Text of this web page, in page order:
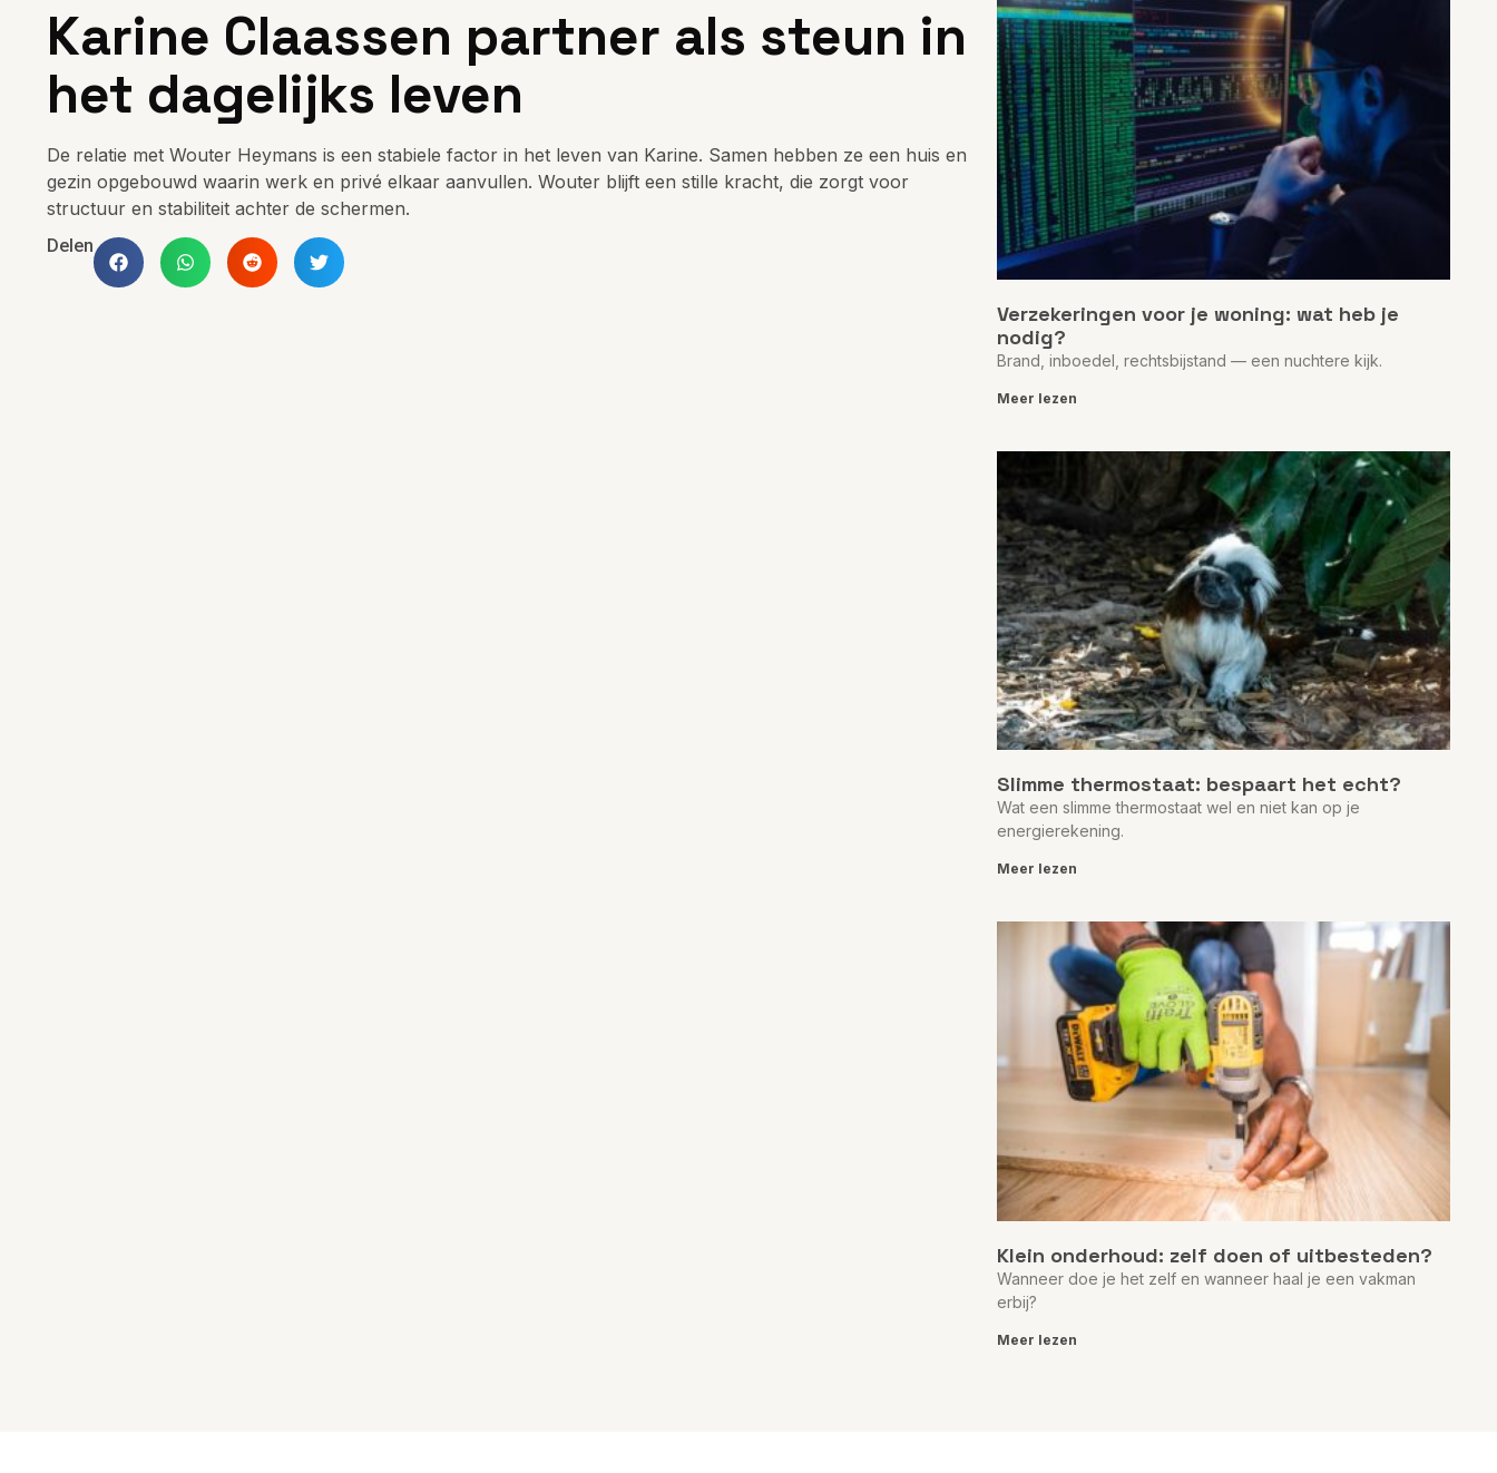
Karine Claassen partner als steun in
het dagelijks leven
De relatie met Wouter Heymans is een stabiele factor in het leven van Karine. Samen hebben ze een huis en
gezin opgebouwd waarin werk en privé elkaar aanvullen. Wouter blijft een stille kracht, die zorgt voor
structuur en stabiliteit achter de schermen.
Delen
Verzekeringen voor je woning: wat heb je
nodig?
Brand, inboedel, rechtsbijstand — een nuchtere kijk.
Meer lezen
Slimme thermostaat: bespaart het echt?
Wat een slimme thermostaat wel en niet kan op je
energierekening.
Meer lezen
Klein onderhoud: zelf doen of uitbesteden?
Wanneer doe je het zelf en wanneer haal je een vakman
erbij?
Meer lezen